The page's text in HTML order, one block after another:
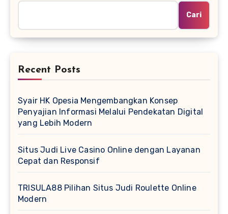
Cari
Recent Posts
Syair HK Opesia Mengembangkan Konsep
Penyajian Informasi Melalui Pendekatan Digital
yang Lebih Modern
Situs Judi Live Casino Online dengan Layanan
Cepat dan Responsif
TRISULA88 Pilihan Situs Judi Roulette Online
Modern